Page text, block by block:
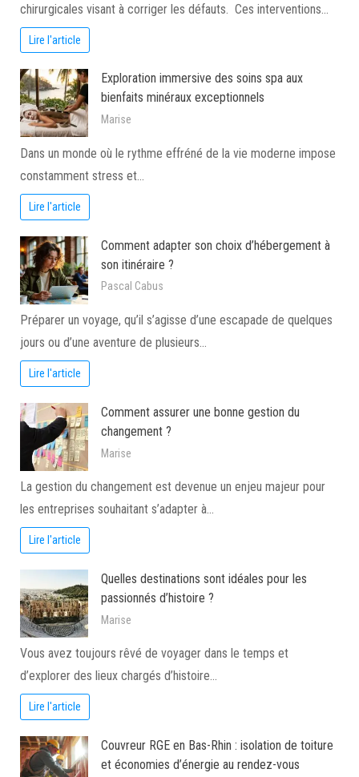
chirurgicales visant à corriger les défauts. Ces interventions…
Lire l'article
Exploration immersive des soins spa aux
bienfaits minéraux exceptionnels
Marise
Dans un monde où le rythme effréné de la vie moderne impose
constamment stress et…
Lire l'article
Comment adapter son choix d’hébergement à
son itinéraire ?
Pascal Cabus
Préparer un voyage, qu’il s’agisse d’une escapade de quelques
jours ou d’une aventure de plusieurs…
Lire l'article
Comment assurer une bonne gestion du
changement ?
Marise
La gestion du changement est devenue un enjeu majeur pour
les entreprises souhaitant s’adapter à…
Lire l'article
Quelles destinations sont idéales pour les
passionnés d’histoire ?
Marise
Vous avez toujours rêvé de voyager dans le temps et
d’explorer des lieux chargés d’histoire…
Lire l'article
Couvreur RGE en Bas-Rhin : isolation de toiture
et économies d’énergie au rendez-vous